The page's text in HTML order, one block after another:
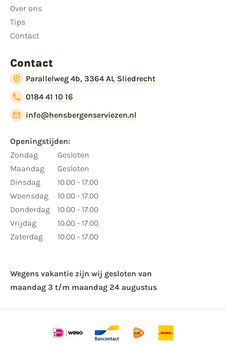
Over ons
Tips
Contact
Contact
Parallelweg 4b, 3364 AL Sliedrecht
0184 41 10 16
info@hensbergenserviezen.nl
Openingstijden:
Zondag
Maandag
Dinsdag
Woensdag
Donderdag
Vrijdag
Zaterdag
Gesloten
Gesloten
10.00 - 17.00
10.00 - 17.00
10.00 - 17.00
10.00 - 17.00
10.00 - 17.00
Wegens vakantie zijn wij gesloten van ​
maandag 3 t/m maandag 24 augustus